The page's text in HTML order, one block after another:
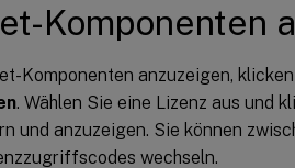
Komponenten
Komponenten anzuzeigen,
. Wählen Sie eine Lizenz aus und
und anzuzeigen. Sie können
wechseln.